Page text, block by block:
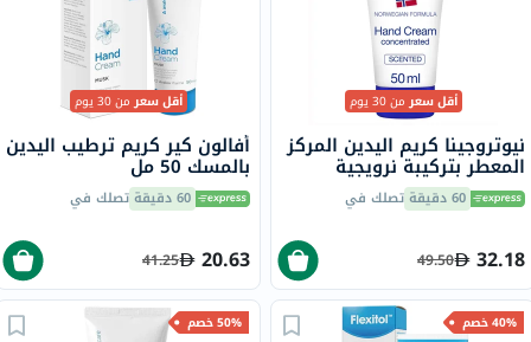
أقل سعرمن 30 يوم
نيوتروجينا كريم اليدين المركز
المعطر بتركيبة نرويجية
مل 60 دقيقة تصلك في
32.18
49.50
أقل سعرمن 30 يوم
أفالون كير كريم ترطيب اليدين
بالمسك 50 مل
60 دقيقة تصلك في
20.63
41.25
40% خصم 50% خصم